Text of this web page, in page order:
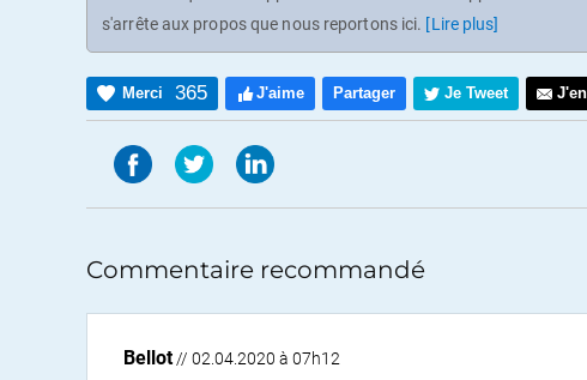
s'arrête aux propos que nous reportons ici. [Lire plus]
Merci 365 J'aime Partager Je Tweet
Commentaire recommandé
Bellot// 02.04.2020 à 07h12